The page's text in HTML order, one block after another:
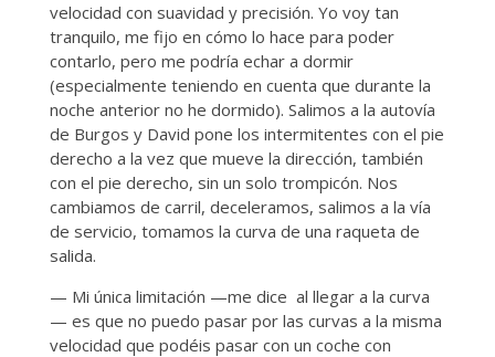
velocidad con suavidad y precisión. Yo voy tan
tranquilo, me fijo en cómo lo hace para poder
contarlo, pero me podría echar a dormir
(especialmente teniendo en cuenta que durante la
noche anterior no he dormido). Salimos a la autovía
de Burgos y David pone los intermitentes con el pie
derecho a la vez que mueve la dirección, también
con el pie derecho, sin un solo trompicón. Nos
cambiamos de carril, deceleramos, salimos a la vía
de servicio, tomamos la curva de una raqueta de
salida.
— Mi única limitación —me dice al llegar a la curva
— es que no puedo pasar por las curvas a la misma
velocidad que podéis pasar con un coche con